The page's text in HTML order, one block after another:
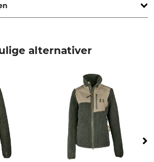
52% Polyester
48% Polyamid
30 °C nem at pleje
Tørring
Tør ikke i tørretumbleren
alternativer